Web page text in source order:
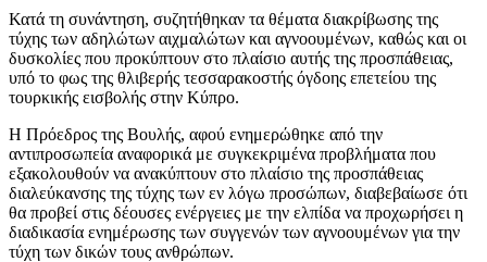
Κατά τη συνάντηση, συζητήθηκαν τα θέματα διακρίβωσης της
τύχης των αδηλώτων αιχμαλώτων και αγνοουμένων, καθώς και οι
δυσκολίες που προκύπτουν στο πλαίσιο αυτής της προσπάθειας,
υπό το φως της θλιβερής τεσσαρακοστής όγδοης επετείου της
τουρκικής εισβολής στην Κύπρο.
Η Πρόεδρος της Βουλής, αφού ενημερώθηκε από την
αντιπροσωπεία αναφορικά με συγκεκριμένα προβλήματα που
εξακολουθούν να ανακύπτουν στο πλαίσιο της προσπάθειας
διαλεύκανσης της τύχης των εν λόγω προσώπων, διαβεβαίωσε ότι
θα προβεί στις δέουσες ενέργειες με την ελπίδα να προχωρήσει η
διαδικασία ενημέρωσης των συγγενών των αγνοουμένων για την
τύχη των δικών τους ανθρώπων.